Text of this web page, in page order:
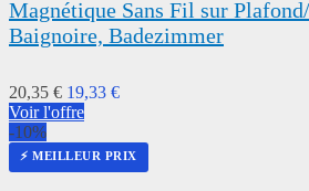
Magnétique Sans Fil sur
Baignoire, Badezimmer
20,35 € 19,33 €
Voir l'offre
-10%
⚡ MEILLEUR PRIX